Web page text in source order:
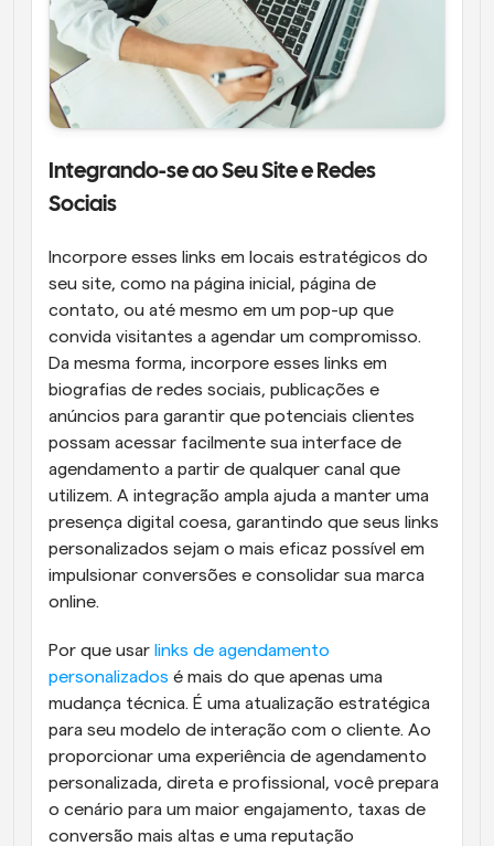
Integrando-se ao Seu Site e Redes
Sociais
Incorpore esses links em locais estratégicos do
seu site, como na página inicial, página de
contato, ou até mesmo em um pop-up que
convida visitantes a agendar um compromisso.
Da mesma forma, incorpore esses links em
biografias de redes sociais, publicações e
anúncios para garantir que potenciais clientes
possam acessar facilmente sua interface de
agendamento a partir de qualquer canal que
utilizem. A integração ampla ajuda a manter uma
presença digital coesa, garantindo que seus links
personalizados sejam o mais eficaz possível em
impulsionar conversões e consolidar sua marca
online.
Por que usar links de agendamento
personalizados é mais do que apenas uma
mudança técnica. É uma atualização estratégica
para seu modelo de interação com o cliente. Ao
proporcionar uma experiência de agendamento
personalizada, direta e profissional, você prepara
o cenário para um maior engajamento, taxas de
conversão mais altas e uma reputação